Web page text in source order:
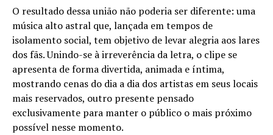
O resultado dessa união não poderia ser diferente: uma
música alto astral que, lançada em tempos de
isolamento social, tem objetivo de levar alegria aos lares
dos fãs. Unindo-se à irreverência da letra, o clipe se
apresenta de forma divertida, animada e íntima,
mostrando cenas do dia a dia dos artistas em seus locais
mais reservados, outro presente pensado
exclusivamente para manter o público o mais próximo
possível nesse momento.